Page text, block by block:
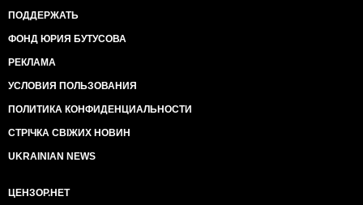
ПОДДЕРЖАТЬ
ФОНД ЮРИЯ БУТУСОВА
РЕКЛАМА
УСЛОВИЯ ПОЛЬЗОВАНИЯ
ПОЛИТИКА КОНФИДЕНЦИАЛЬНОСТИ
СТРІЧКА СВІЖИХ НОВИН
UKRAINIAN NEWS
ЦЕНЗОР.НЕТ